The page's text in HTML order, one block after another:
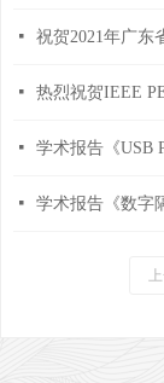
넷
넷 热烈祝贺IEEE
넷 学术报告《USB
넷 学术报告《数字